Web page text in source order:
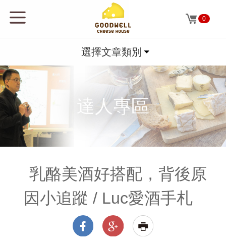
0
達人專區
選擇文章類別
乳酪美酒好搭配，背後原
因小追蹤 / Luc愛酒手札